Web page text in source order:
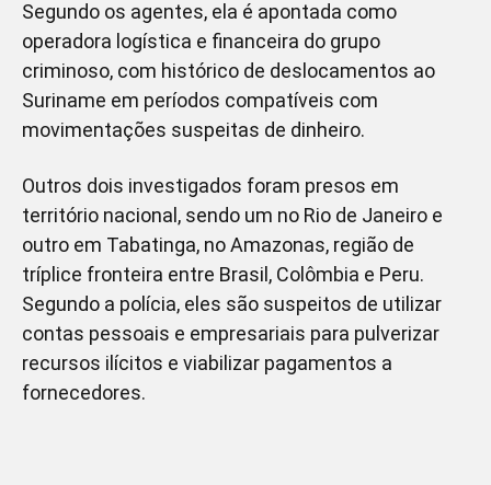
Segundo os agentes, ela é apontada como
operadora logística e financeira do grupo
criminoso, com histórico de deslocamentos ao
Suriname em períodos compatíveis com
movimentações suspeitas de dinheiro.
Outros dois investigados foram presos em
território nacional, sendo um no Rio de Janeiro e
outro em Tabatinga, no Amazonas, região de
tríplice fronteira entre Brasil, Colômbia e Peru.
Segundo a polícia, eles são suspeitos de utilizar
contas pessoais e empresariais para pulverizar
recursos ilícitos e viabilizar pagamentos a
fornecedores.